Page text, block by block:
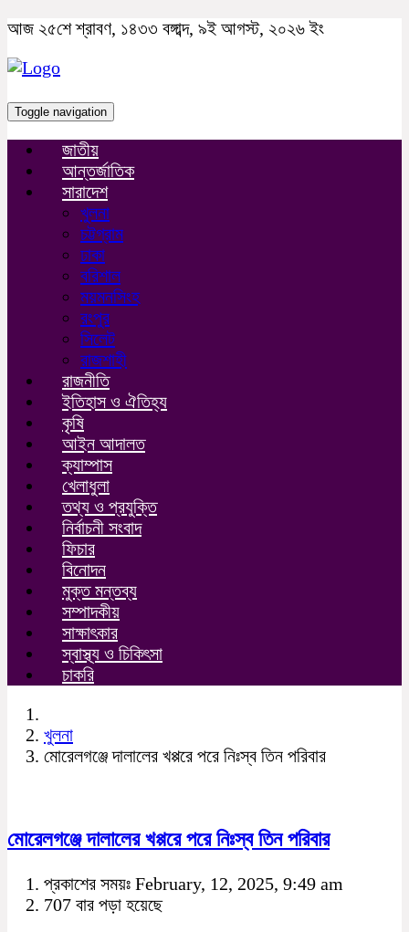
আজ ২৫শে শ্রাবণ, ১৪৩৩ বঙ্গাব্দ, ৯ই আগস্ট, ২০২৬ ইং
Toggle navigation
জাতীয়
আন্তর্জাতিক
সারাদেশ
খুলনা
চট্টগ্রাম
ঢাকা
বরিশাল
ময়মনসিংহ
রংপুর
সিলেট
রাজশাহী
রাজনীতি
ইতিহাস ও ঐতিহ্য
কৃষি
আইন আদালত
ক্যাম্পাস
খেলাধুলা
তথ্য ও প্রযুক্তি
নির্বাচনী সংবাদ
ফিচার
বিনোদন
মুক্ত মন্তব্য
সম্পাদকীয়
সাক্ষাৎকার
স্বাস্থ্য ও চিকিৎসা
চাকরি
খুলনা
মোরেলগঞ্জে দালালের খপ্পরে পরে নিঃস্ব তিন পরিবার
মোরেলগঞ্জে দালালের খপ্পরে পরে নিঃস্ব তিন পরিবার
প্রকাশের সময়ঃ February, 12, 2025, 9:49 am
707 বার পড়া হয়েছে